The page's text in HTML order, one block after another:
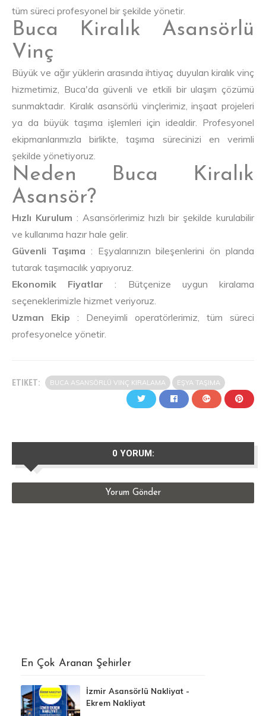
tüm süreci profesyonel bir şekilde yönetir.
Buca Kiralık Asansörlü
Vinç
Büyük ve ağır yüklerin arasında ihtiyaç duyulan kiralık vinç
hizmetimiz, Buca'da güvenli ve etkili bir ulaşım çözümü
sunmaktadır. Kiralık asansörlü vinçlerimiz, inşaat projeleri
ya da büyük taşıma işlemleri için idealdir. Profesyonel
ekipmanlarımızla birlikte, taşıma sürecinizi en verimli
şekilde yönetiyoruz.
Neden Buca Kiralık
Asansör?
Hızlı Kurulum : Asansörlerimiz hızlı bir şekilde kurulabilir
ve kullanıma hazır hale gelir.
Güvenli Taşıma : Eşyalarınızın bileşenlerini ön planda
tutarak taşımacılık yapıyoruz.
Ekonomik Fiyatlar : Bütçenize uygun kiralama
seçeneklerimizle hizmet veriyoruz.
Uzman Ekip : Deneyimli operatörlerimiz, tüm süreci
profesyonelce yönetir.
ETIKET: BUCA ASANSÖRLÜ VINÇ KIRALAMA EŞYA TAŞIMA
0 YORUM:
Yorum Gönder
En Çok Aranan Şehirler
İzmir Asansörlü Nakliyat -
Ekrem Nakliyat